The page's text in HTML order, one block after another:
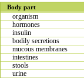
Body part
organism
hormones
insulin
bodily secretions
mucous membranes
intestines
stools
urine